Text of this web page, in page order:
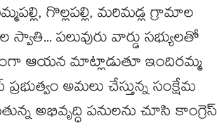
గొల్లపల్లి, మరిమడ్ల గ్రామాల
పలువురు వార్డు సభ్యులతో
ఆయన మాట్లాడుతూ ఇందిరమ్మ
అమలు చేస్తున్న సంక్షేమ
అభివృద్ధి పనులను చూసి కాంగ్రెస్